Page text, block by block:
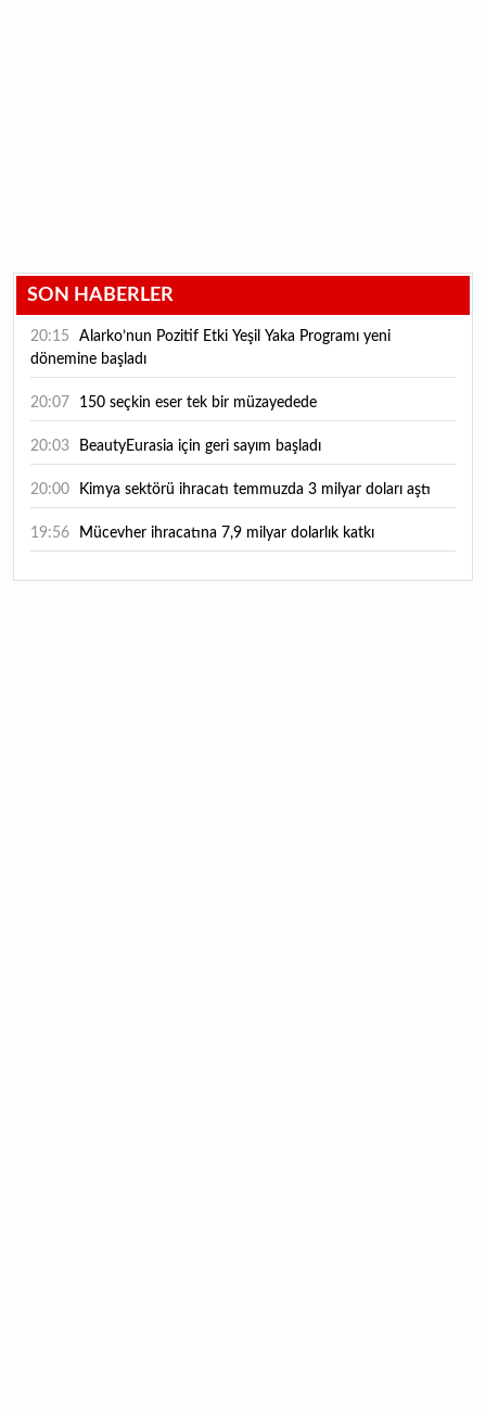
SON HABERLER
20:15
dönemine başladı
20:07 150 seçkin eser tek bir müzayedede
20:03 BeautyEurasia için geri sayım başladı
20:00 Kimya sektörü ihracatı temmuzda 3 milyar doları aştı
19:56 Mücevher ihracatına 7,9 milyar dolarlık katkı